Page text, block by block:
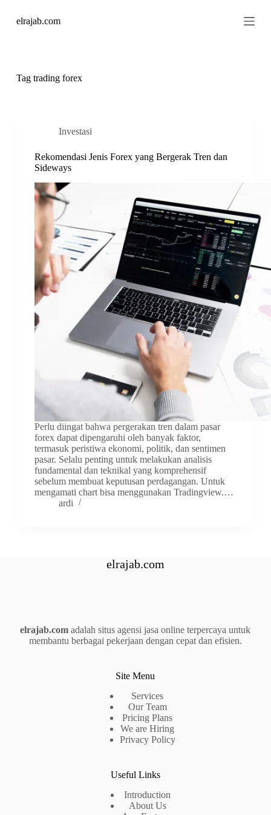
kelrajab.com
Tagtrading forex
Investasi
Rekomendasi Jenis Forex yang Bergerak Tren dan
Sideways
Perlu diingat bahwa pergerakan tren dalam pasar
forex dapat dipengaruhi oleh banyak faktor,
termasuk peristiwa ekonomi, politik, dan sentimen
pasar. Selalu penting untuk melakukan analisis
fundamental dan teknikal yang komprehensif
sebelum membuat keputusan perdagangan. Untuk
mengamati chart bisa menggunakan Tradingview.…
ardi
elrajab.com
elrajab.com adalah situs agensi jasa online terpercaya untuk
membantu berbagai pekerjaan dengan cepat dan efisien.
Site Menu
Services
Our Team
Pricing Plans
We are Hiring
Privacy Policy
Useful Links
Introduction
About Us